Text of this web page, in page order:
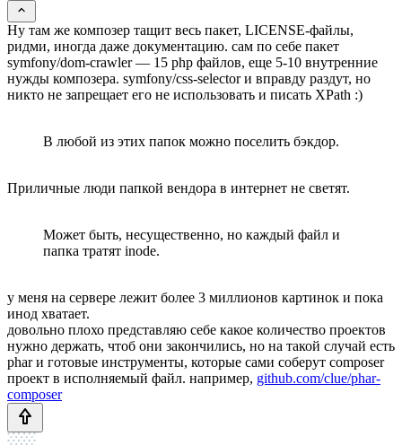
Ну там же композер тащит весь пакет, LICENSE-файлы,
ридми, иногда даже документацию. сам по себе пакет
symfony/dom-crawler — 15 php файлов, еще 5-10 внутренние
нужды композера. symfony/css-selector и вправду раздут, но
никто не запрещает его не использовать и писать XPath :)
В любой из этих папок можно поселить бэкдор.
Приличные люди папкой вендора в интернет не светят.
Может быть, несущественно, но каждый файл и
папка тратят inode.
у меня на сервере лежит более 3 миллионов картинок и пока
инод хватает.
довольно плохо представляю себе какое количество проектов
нужно держать, чтоб они закончились, но на такой случай есть
phar и готовые инструменты, которые сами соберут composer
проект в исполняемый файл. например, github.com/clue/phar-
composer